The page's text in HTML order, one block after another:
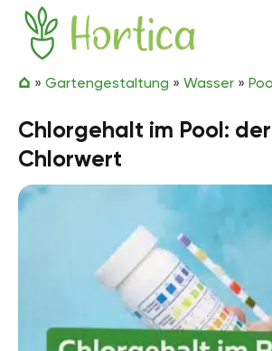
Zum Inhalt springen
Hortica
» Gartengestaltung » Wasser »
Chlorgehalt im Pool:
Chlorwert